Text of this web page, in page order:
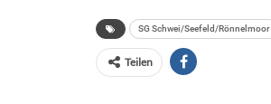
SG Schwei/Seefeld/Rönnelmoor
Teilen